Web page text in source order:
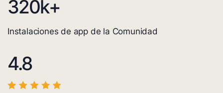
320k+
Instalaciones de app de la Comunidad
4.8